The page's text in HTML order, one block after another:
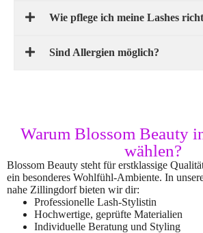
Wie pflege ich meine Lashes
Sind Allergien möglich?
Warum Blossom Beauty
wählen?
Blossom Beauty steht für erstklassige
ein besonderes Wohlfühl-Ambiente. In
nahe Zillingdorf bieten wir dir:
Professionelle Lash-Stylistin
Hochwertige, geprüfte Materialien
Individuelle Beratung und Styling